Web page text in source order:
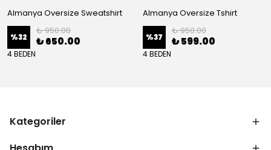
Almanya Oversize Sweatshirt
%32
₺ 950.00
₺ 650.00
4 BEDEN
Almanya Oversize Tshirt
%37
₺ 950.00
₺ 599.00
4 BEDEN
Kategoriler